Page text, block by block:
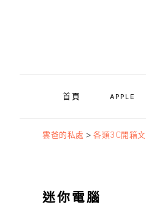
首頁 APPLE
雲爸的私處 > 各類3C開箱文
迷你電腦